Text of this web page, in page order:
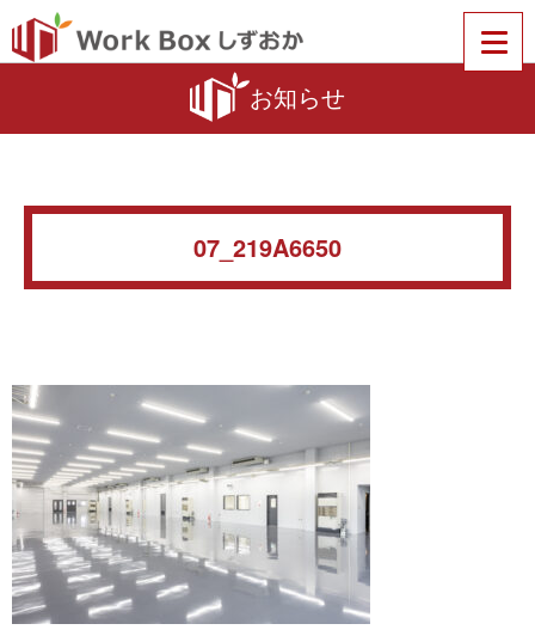
お知らせ
07_219A6650